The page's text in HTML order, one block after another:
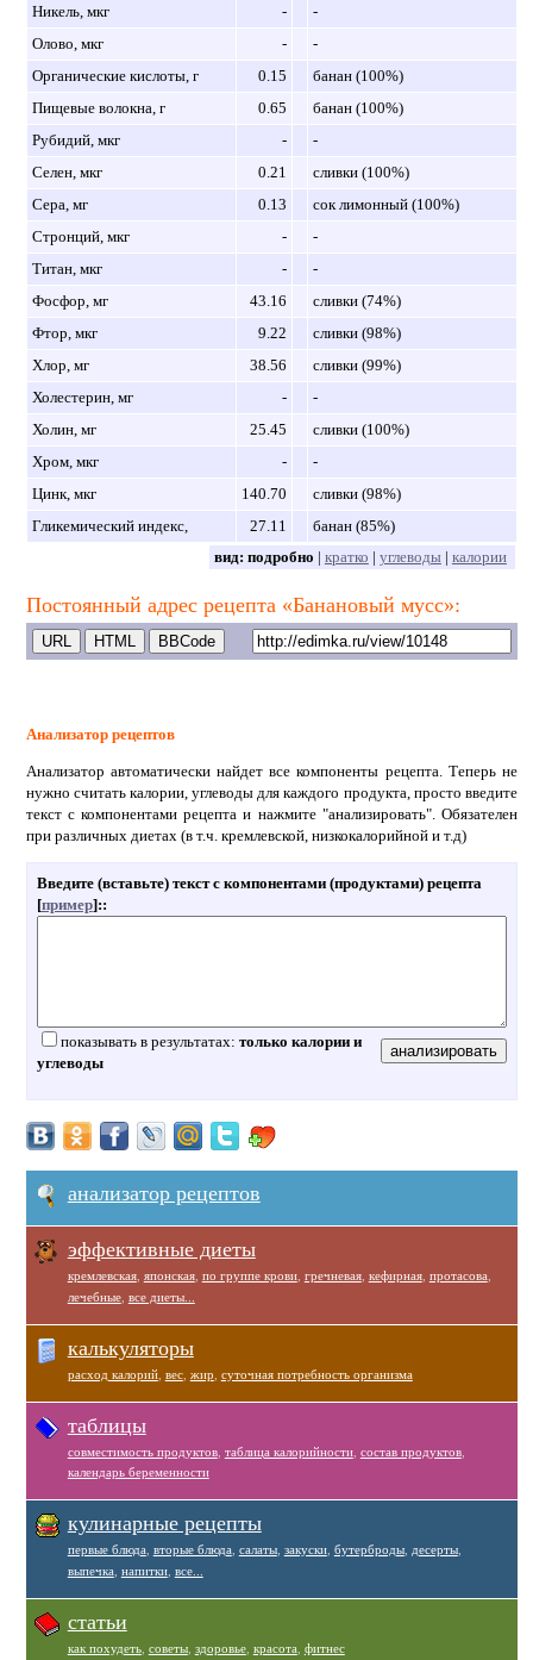
Никель, мкг -
-
Олово, мкг
-
-
Органические кислоты, г
0.15
банан (100%)
Пищевые волокна, г
0.65
банан (100%)
Рубидий, мкг
-
-
Селен, мкг
0.21
сливки (100%)
Сера, мг
0.13
сок лимонный (100%)
Стронций, мкг
-
-
Титан, мкг
-
-
Фосфор, мг
43.16
сливки (74%)
Фтор, мкг
9.22
сливки (98%)
Хлор, мг
38.56
сливки (99%)
Холестерин, мг
-
-
Холин, мг
25.45
сливки (100%)
Хром, мкг
-
-
Цинк, мкг
140.70
сливки (98%)
Гликемический индекс,
27.11
банан (85%)
вид: подробно | кратко | углеводы| калории
Постоянный адрес рецепта «Банановый мусс»:
Анализатор рецептов
Анализатор автоматически найдет все компоненты рецепта. Теперь не
нужно считать калории, углеводы для каждого продукта, просто введите
текст с компонентами рецепта и нажмите "анализировать". Обязателен
при различных диетах (в т.ч. кремлевской, низкокалорийной и т.д)
Введите (вставьте) текст с компонентами (продуктами) рецепта
[пример]::
показывать в результатах: только калории и
углеводы
анализатор рецептов
эффективные диеты
кремлевская, японская, по группе крови, гречневая, кефирная, протасова
лечебные, все диеты...
калькуляторы
расход калорий, вес, жир суточная потребность организма
таблицы
совместимость продуктов, таблица калорийности, состав продуктов,
календарь беременности
кулинарные рецепты
первые блюда вторые блюда салаты, закуски, бутерброды, десерты,
выпечка напитки, все...
статьи
как похудеть, советы, здоровье, красота фитнес